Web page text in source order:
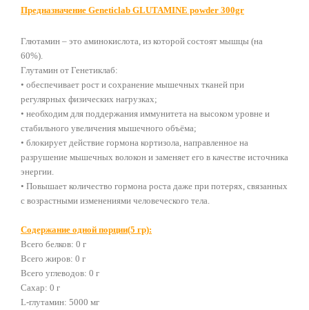
Предназначение Geneticlab GLUTAMINE powder 300gr
Глютамин – это аминокислота, из которой состоят мышцы (на
60%).
Глутамин от Генетиклаб:
• обеспечивает рост и сохранение мышечных тканей при
регулярных физических нагрузках;
• необходим для поддержания иммунитета на высоком уровне и
стабильного увеличения мышечного объёма;
• блокирует действие гормона кортизола, направленное на
разрушение мышечных волокон и заменяет его в качестве источника
энергии.
• Повышает количество гормона роста даже при потерях, связанных
с возрастными изменениями человеческого тела.
Содержание одной порции(5 гр):
Всего белков: 0 г
Всего жиров: 0 г
Всего углеводов: 0 г
Сахар: 0 г
L-глутамин: 5000 мг